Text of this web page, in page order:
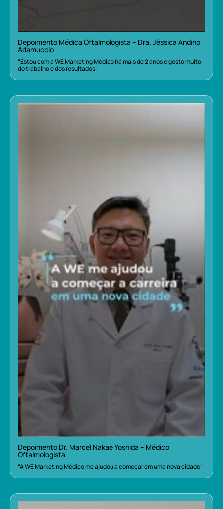
Depoimento Médica Oftalmologista – Dra. Jéssica Andino
Adamuccio
“Estou com a WE Marketing Médico há mais de 2 anos e gosto muito
do trabalho e dos resultados”
Depoimento Dr. Marcel Nakae Yoshida – Médico
Oftalmologista
“A WE Marketing Médico me ajudou a começar em uma nova cidade”